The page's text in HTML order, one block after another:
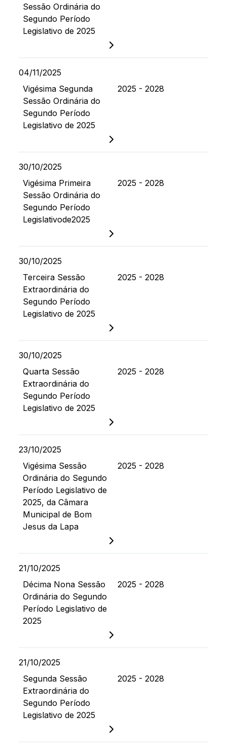
Sessão Ordinária do
Segundo Período
Legislativo de 2025
04/11/2025
Vigésima Segunda
Sessão Ordinária do
Segundo Período
Legislativo de 2025
2025 - 2028
30/10/2025
Vigésima Primeira
Sessão Ordinária do
Segundo Período
Legislativode2025
2025 - 2028
30/10/2025
Terceira Sessão
Extraordinária do
Segundo Período
Legislativo de 2025
2025 - 2028
30/10/2025
Quarta Sessão
Extraordinária do
Segundo Período
Legislativo de 2025
2025 - 2028
23/10/2025
Vigésima Sessão
Ordinária do Segundo
Período Legislativo de
2025, da Câmara
Municipal de Bom
Jesus da Lapa
2025 - 2028
21/10/2025
Décima Nona Sessão
Ordinária do Segundo
Período Legislativo de
2025
2025 - 2028
21/10/2025
Segunda Sessão
Extraordinária do
Segundo Período
Legislativo de 2025
2025 - 2028